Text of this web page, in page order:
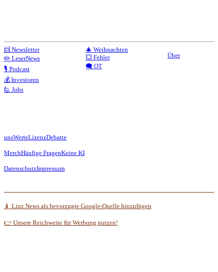
📨 Newsletter
✏️ LeserNews
🎙️ Podcast
💰 Investoren
🙋 Jobs
🎄 Weihnachten
💥 Fehler
🗨️ OT
Über
unsWerteLizenzDebatte
MerchHäufige FragenKeine KI
DatenschutzImpressum
📱 Linz News als bevorzugte Google-Quelle hinzufügen
👉 Unsere Reichweite für Werbung nutzen!